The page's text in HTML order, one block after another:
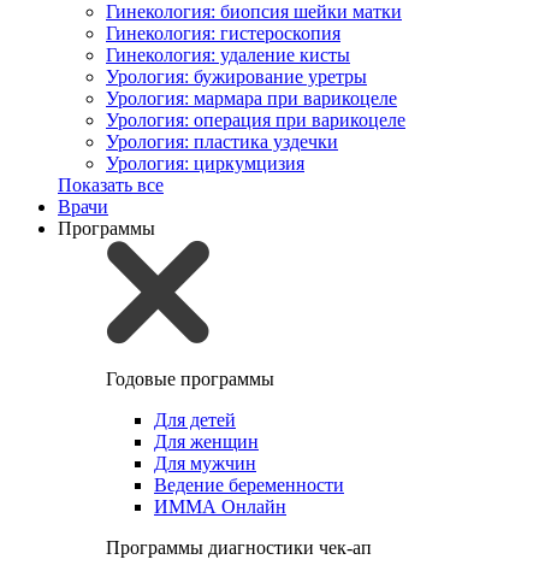
Гинекология: биопсия шейки матки
Гинекология: гистероскопия
Гинекология: удаление кисты
Урология: бужирование уретры
Урология: мармара при варикоцеле
Урология: операция при варикоцеле
Урология: пластика уздечки
Урология: циркумцизия
Показать все
Врачи
Программы
Годовые программы
Для детей
Для женщин
Для мужчин
Ведение беременности
ИММА Онлайн
Программы диагностики чек-ап